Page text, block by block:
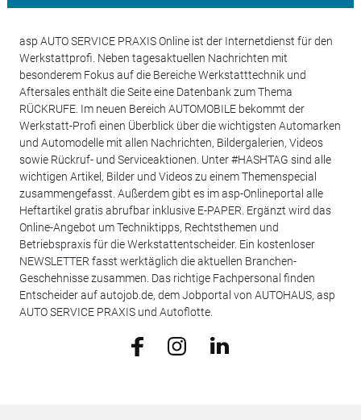
asp AUTO SERVICE PRAXIS Online ist der Internetdienst für den
Werkstattprofi. Neben tagesaktuellen Nachrichten mit
besonderem Fokus auf die Bereiche Werkstatttechnik und
Aftersales enthält die Seite eine Datenbank zum Thema
RÜCKRUFE. Im neuen Bereich AUTOMOBILE bekommt der
Werkstatt-Profi einen Überblick über die wichtigsten Automarken
und Automodelle mit allen Nachrichten, Bildergalerien, Videos
sowie Rückruf- und Serviceaktionen. Unter #HASHTAG sind alle
wichtigen Artikel, Bilder und Videos zu einem Themenspecial
zusammengefasst. Außerdem gibt es im asp-Onlineportal alle
Heftartikel gratis abrufbar inklusive E-PAPER. Ergänzt wird das
Online-Angebot um Techniktipps, Rechtsthemen und
Betriebspraxis für die Werkstattentscheider. Ein kostenloser
NEWSLETTER fasst werktäglich die aktuellen Branchen-
Geschehnisse zusammen. Das richtige Fachpersonal finden
Entscheider auf autojob.de, dem Jobportal von AUTOHAUS, asp
AUTO SERVICE PRAXIS und Autoflotte.